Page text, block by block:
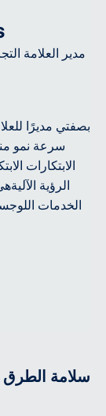
مدير العلامة
بصفتي مديرًا
سرعة نمو
الابتكارات
الرؤية
الخدمات
سلامة الطرق